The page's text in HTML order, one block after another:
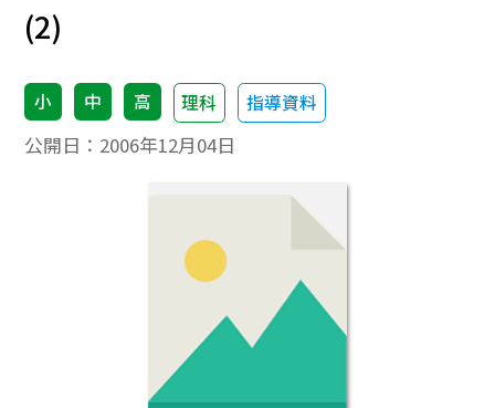
(2)
小 中 高 理科 指導資料
公開日： 2006年12月04日